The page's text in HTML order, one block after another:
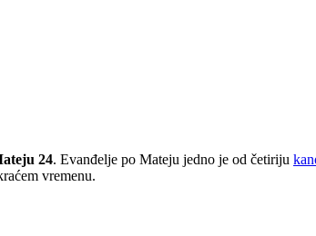
24. Evanđelje po Mateju jedno je od četiriju
vremenu.